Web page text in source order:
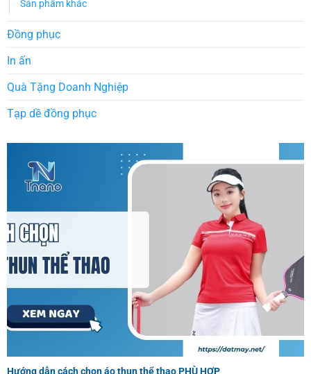
Sản phẩm khác
Đồng phục
In ấn
Quà Tặng Doanh Nghiệp
Tạp dề đồng phục
Hướng dẫn cách chọn áo thun thể thao PHÙ HỢP